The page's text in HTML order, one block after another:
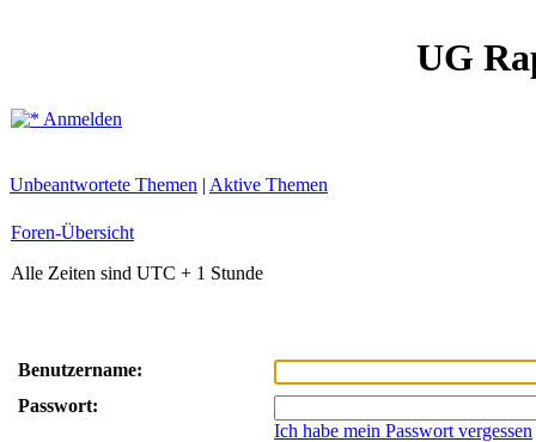
UG
Anmelden
Unbeantwortete Themen | Aktive Themen
Foren-Übersicht
Alle Zeiten sind UTC + 1 Stunde
Benutzername:
Passwort:
Ich habe mein Passwort vergessen